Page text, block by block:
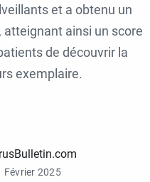
et a obtenu un
atteignant ainsi un score
de découvrir la
exemplaire.
Février 2025